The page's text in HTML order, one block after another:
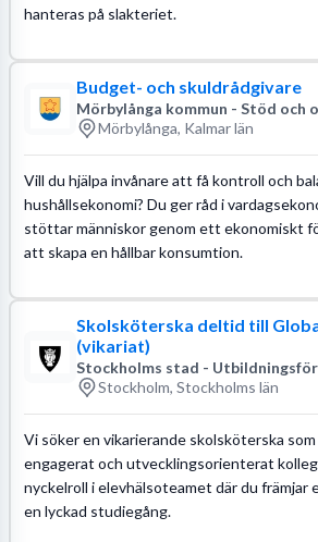
hanteras på slakteriet.
Budget- och skuldrådgivare
Mörbylånga kommun - Stöd och
Mörbylånga, Kalmar län
Vill du hjälpa invånare att få kontroll och
hushållsekonomi? Du ger råd i
stöttar människor genom ett ekonomiskt
att skapa en hållbar konsumtion.
Skolsköterska deltid till
(vikariat)
Stockholms stad -
Stockholm, Stockholms län
Vi söker en vikarierande skolsköterska
engagerat och utvecklingsorienterat
nyckelroll i elevhälsoteamet där du främjar
en lyckad studiegång.